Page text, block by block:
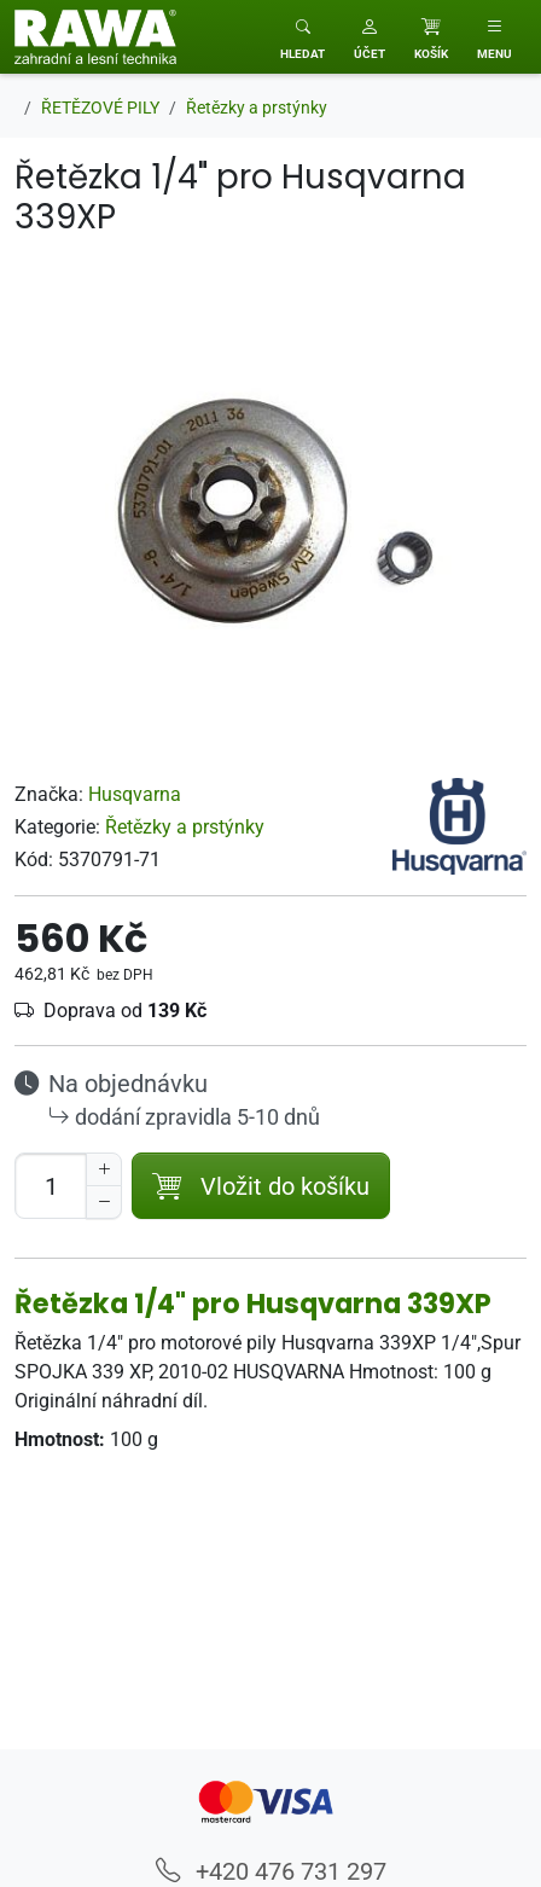
RAWA zahradní a lesní technika
HLEDAT ÚČET KOŠÍK MENU
ŘETĚZOVÉ PILY Řetězky a prstýnky
Řetězka 1/4" pro Husqvarna
339XP
Značka: Husqvarna
Kategorie: Řetězky a prstýnky
Kód: 5370791-71
560 Kč
462,81 Kč bez DPH
Doprava od 139 Kč
Na objednávku
dodání zpravidla 5-10 dnů
Vložit do košíku
Řetězka 1/4" pro Husqvarna 339XP
Řetězka 1/4" pro motorové pily Husqvarna 339XP 1/4",Spur
SPOJKA 339 XP, 2010-02 HUSQVARNA Hmotnost: 100 g
Originální náhradní díl.
Hmotnost: 100 g
+420 476 731 297